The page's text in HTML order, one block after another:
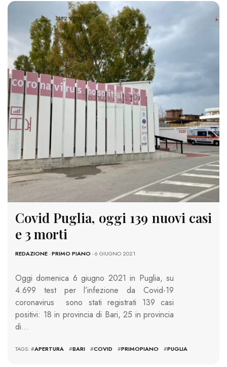
1382 VIEWS
Covid Puglia, oggi 139 nuovi casi
e 3 morti
REDAZIONE-PRIMO PIANO - 6 GIUGNO 2021
Oggi domenica 6 giugno 2021 in Puglia, su
4.699 test per l’infezione da Covid-19
coronavirus sono stati registrati 139 casi
positivi: 18 in provincia di Bari, 25 in provincia
di…
TAGS: #APERTURA #BARI #COVID #PRIMOPIANO #PUGLIA